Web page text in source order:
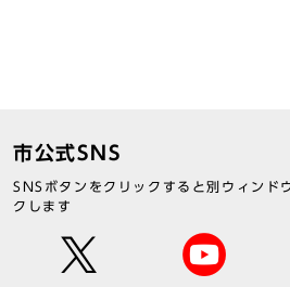
市公式SNS
SNSボタンをクリックすると別ウィンド
クします